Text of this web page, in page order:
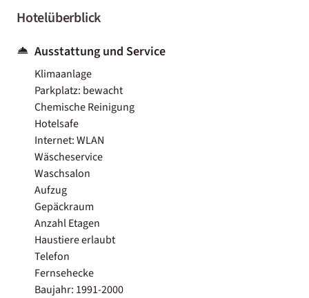
Hotelüberblick
Ausstattung und Service
Klimaanlage
Parkplatz: bewacht
Chemische Reinigung
Hotelsafe
Internet: WLAN
Wäscheservice
Waschsalon
Aufzug
Gepäckraum
Anzahl Etagen
Haustiere erlaubt
Telefon
Fernsehecke
Baujahr: 1991-2000